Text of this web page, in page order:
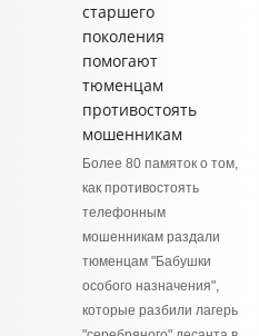
старшего
поколения
помогают
тюменцам
противостоять
мошенникам
Более 80 памяток о том,
как противостоять
телефонным
мошенникам раздали
тюменцам "Бабушки
особого назначения",
которые разбили лагерь